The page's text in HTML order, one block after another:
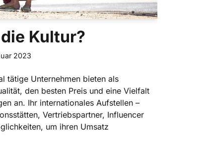
Kultur?
2023
tätige Unternehmen bieten als
den besten Preis und eine Vielfalt
an. Ihr internationales Aufstellen –
Vertriebspartner, Influencer
um ihren Umsatz